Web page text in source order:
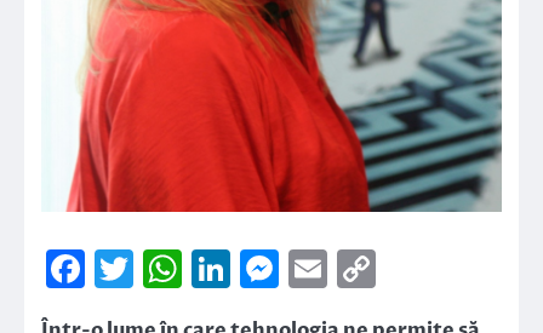
Facebook
Twitter
WhatsApp
LinkedIn
Messenger
Email
Link